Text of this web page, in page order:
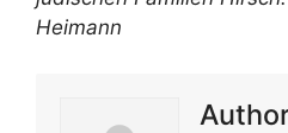
Heimann